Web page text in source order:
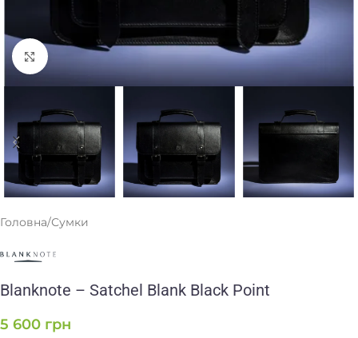
Клацніть, щоб збільшити
Головна/Сумки
Blanknote – Satchel Blank Black Point
5 600 грн